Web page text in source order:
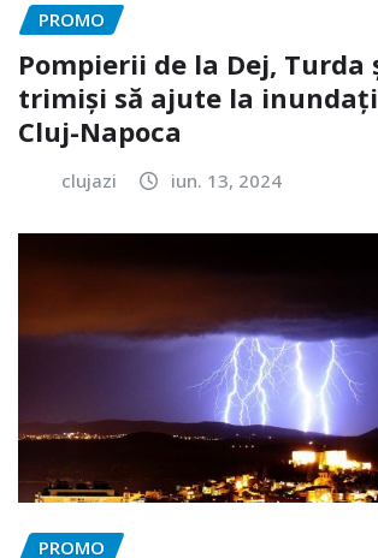
PROMO
Pompierii de la Dej, Turda
trimiși să ajute la
Cluj-Napoca
clujazi iun. 13, 2024
PROMO